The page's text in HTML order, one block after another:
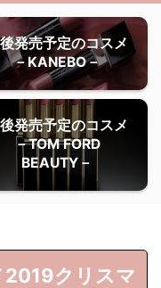
発売予定のコスメ
－KANEBO－
発売予定のコスメ
－TOM FORD
BEAUTY－
クリスマ